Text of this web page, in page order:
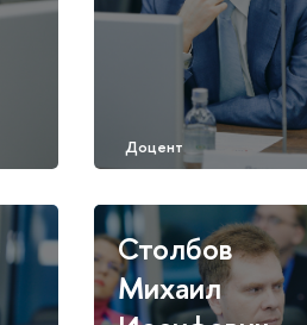
Столбов
Михаил